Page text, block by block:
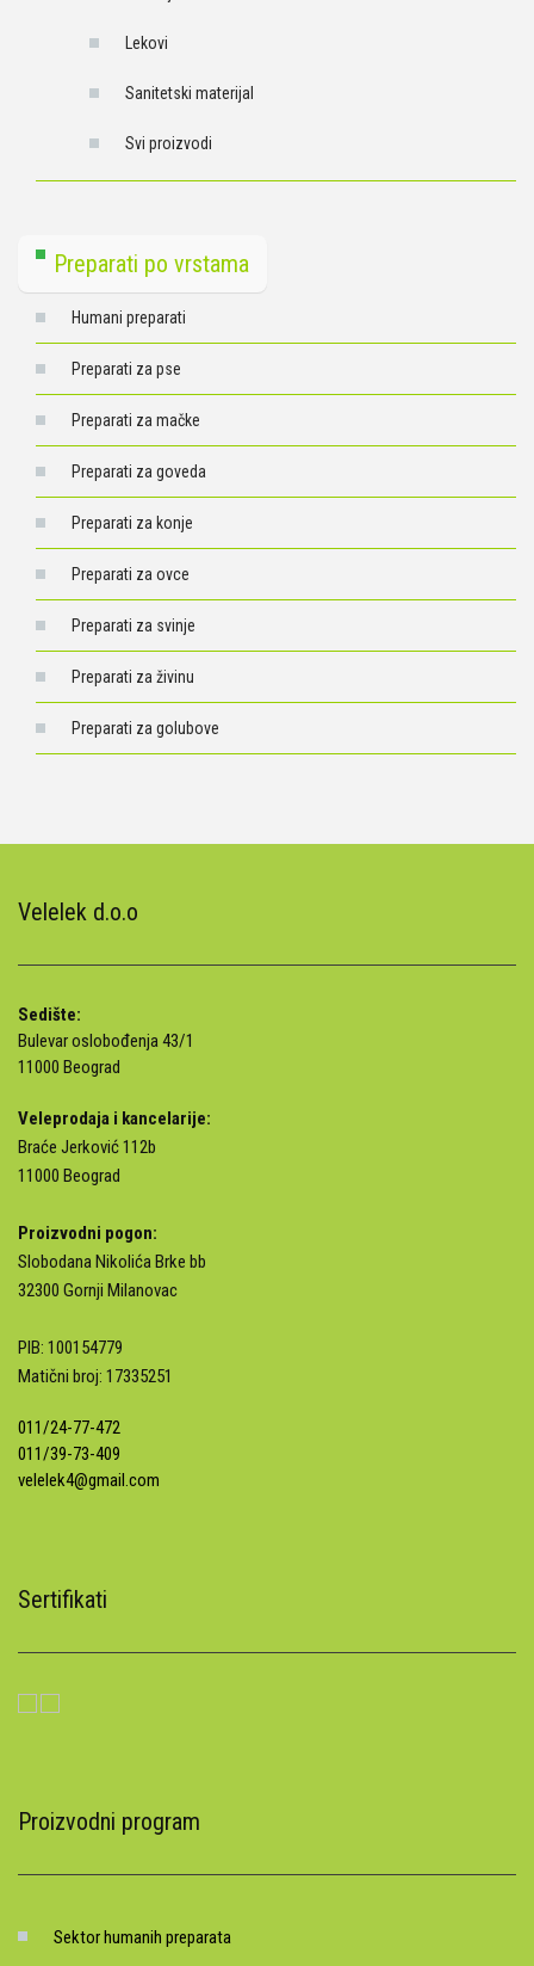
Lekovi
Sanitetski materijal
Svi proizvodi
Preparati po vrstama
Humani preparati
Preparati za pse
Preparati za mačke
Preparati za goveda
Preparati za konje
Preparati za ovce
Preparati za svinje
Preparati za živinu
Preparati za golubove
Velelek d.o.o
Sedište:
Bulevar oslobođenja 43/1
11000 Beograd
Veleprodaja i kancelarije:
Braće Jerković 112b
11000 Beograd
Proizvodni pogon:
Slobodana Nikolića Brke bb
32300 Gornji Milanovac
PIB: 100154779
Matični broj: 17335251
011/24-77-472
011/39-73-409
velelek4@gmail.com
Sertifikati
Proizvodni program
Sektor humanih preparata